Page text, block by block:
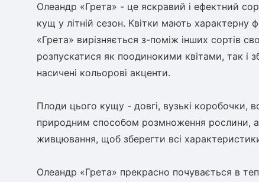
Олеандр «Грета» - це яскравий і ефектний
кущ у літній сезон. Квітки мають характерну
«Грета» вирізняється з-поміж інших сортів
розпускатися як поодинокими квітами, так і
насичені кольорові акценти.
Плоди цього кущу - довгі, вузькі коробочки,
природним способом розмноження рослини,
живцювання, щоб зберегти всі
Олеандр «Грета» прекрасно почувається в